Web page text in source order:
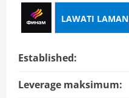
LAWATI LAMAN
Established:
Leverage maksimum: